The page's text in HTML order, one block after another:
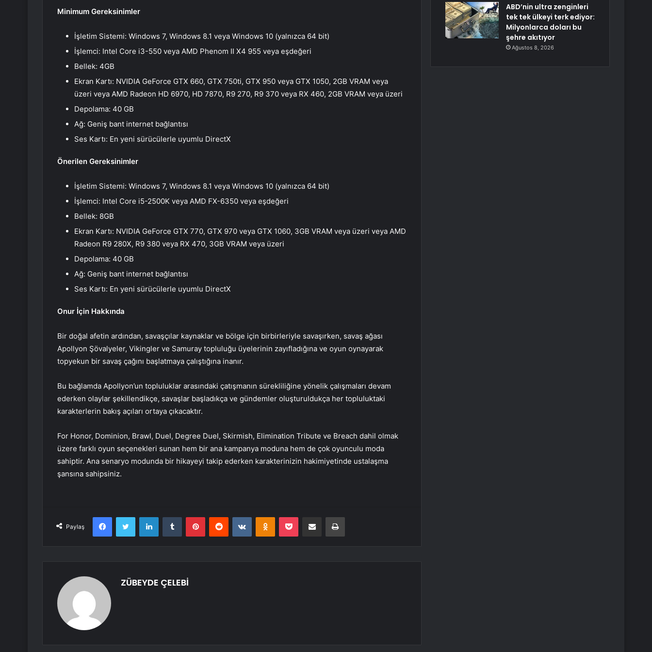
Minimum Gereksinimler
İşletim Sistemi: Windows 7, Windows 8.1 veya Windows 10 (yalnızca 64 bit)
İşlemci: Intel Core i3-550 veya AMD Phenom II X4 955 veya eşdeğeri
Bellek: 4GB
Ekran Kartı: NVIDIA GeForce GTX 660, GTX 750ti, GTX 950 veya GTX 1050, 2GB VRAM veya
üzeri veya AMD Radeon HD 6970, HD 7870, R9 270, R9 370 veya RX 460, 2GB VRAM veya üzeri
Depolama: 40 GB
Ağ: Geniş bant internet bağlantısı
Ses Kartı: En yeni sürücülerle uyumlu DirectX
Önerilen Gereksinimler
İşletim Sistemi: Windows 7, Windows 8.1 veya Windows 10 (yalnızca 64 bit)
İşlemci: Intel Core i5-2500K veya AMD FX-6350 veya eşdeğeri
Bellek: 8GB
Ekran Kartı: NVIDIA GeForce GTX 770, GTX 970 veya GTX 1060, 3GB VRAM veya üzeri veya AMD
Radeon R9 280X, R9 380 veya RX 470, 3GB VRAM veya üzeri
Depolama: 40 GB
Ağ: Geniş bant internet bağlantısı
Ses Kartı: En yeni sürücülerle uyumlu DirectX
Onur İçin Hakkında
Bir doğal afetin ardından, savaşçılar kaynaklar ve bölge için birbirleriyle savaşırken, savaş ağası
Apollyon Şövalyeler, Vikingler ve Samuray topluluğu üyelerinin zayıfladığına ve oyun oynayarak
topyekun bir savaş çağını başlatmaya çalıştığına inanır.
Bu bağlamda Apollyon’un topluluklar arasındaki çatışmanın sürekliliğine yönelik çalışmaları devam
ederken olaylar şekillendikçe, savaşlar başladıkça ve gündemler oluşturuldukça her topluluktaki
karakterlerin bakış açıları ortaya çıkacaktır.
For Honor, Dominion, Brawl, Duel, Degree Duel, Skirmish, Elimination Tribute ve Breach dahil olmak
üzere farklı oyun seçenekleri sunan hem bir ana kampanya moduna hem de çok oyunculu moda
sahiptir. Ana senaryo modunda bir hikayeyi takip ederken karakterinizin hakimiyetinde ustalaşma
şansına sahipsiniz.
Paylaş
FacebookTwitter LinkedInTumblr PinterestReddit VKontakteOdnoklassniki
Pocket E-Posta ile paylaş Yazdır
ZÜBEYDE ÇELEBİ
ABD’nin ultra zenginleri
tek tek ülkeyi terk ediyor:
Milyonlarca doları bu
şehre akıtıyor
Ağustos 8, 2026